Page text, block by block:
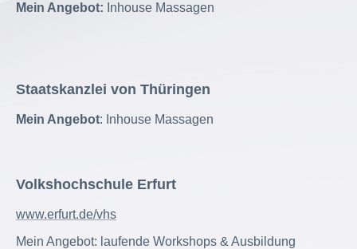
Mein Angebot: Inhouse Massagen
Staatskanzlei von Thüringen
Mein Angebot: Inhouse Massagen
Volkshochschule Erfurt
www.erfurt.de/vhs
Mein Angebot: laufende Workshops & Ausbildung